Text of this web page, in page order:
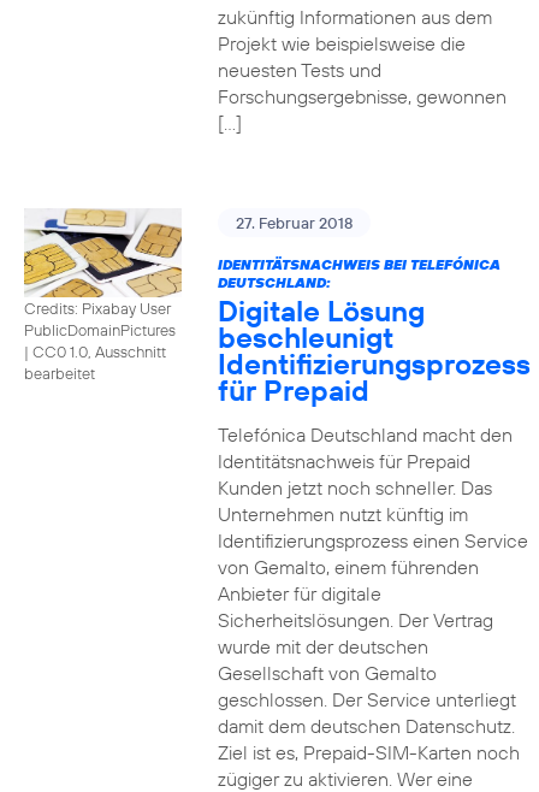
zukünftig Informationen aus dem
Projekt wie beispielsweise die
neuesten Tests und
Forschungsergebnisse, gewonnen
[…]
Credits: Pixabay User
PublicDomainPictures
| CC0 1.0, Ausschnitt
bearbeitet
27. Februar 2018
IDENTITÄTSNACHWEIS BEI TELEFÓNICA
DEUTSCHLAND:
Digitale Lösung
beschleunigt
Identifizierungsprozess
für Prepaid
Telefónica Deutschland macht den
Identitätsnachweis für Prepaid
Kunden jetzt noch schneller. Das
Unternehmen nutzt künftig im
Identifizierungsprozess einen Service
von Gemalto, einem führenden
Anbieter für digitale
Sicherheitslösungen. Der Vertrag
wurde mit der deutschen
Gesellschaft von Gemalto
geschlossen. Der Service unterliegt
damit dem deutschen Datenschutz.
Ziel ist es, Prepaid-SIM-Karten noch
zügiger zu aktivieren. Wer eine